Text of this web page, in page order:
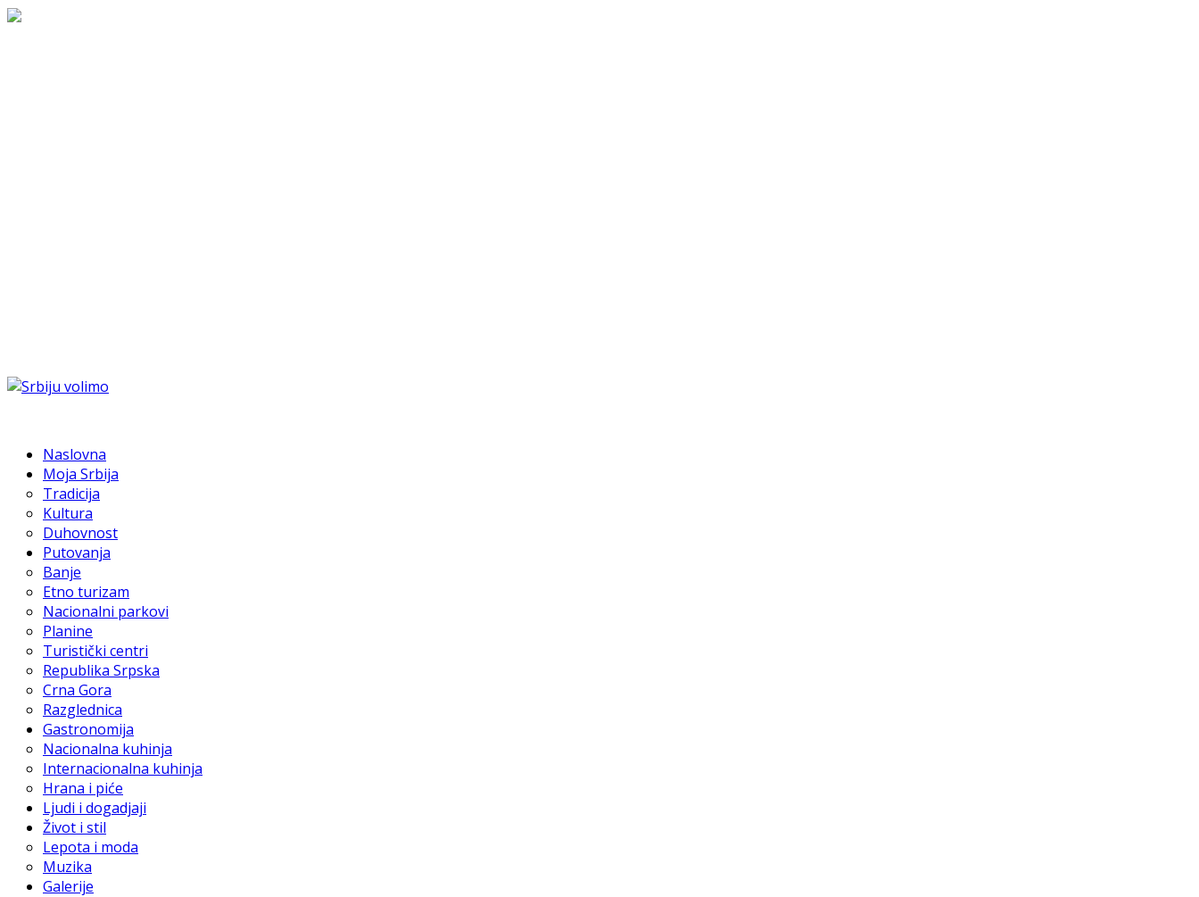
Naslovna
Moja Srbija
Tradicija
Kultura
Duhovnost
Putovanja
Banje
Etno turizam
Nacionalni parkovi
Planine
Turistički centri
Republika Srpska
Crna Gora
Razglednica
Gastronomija
Nacionalna kuhinja
Internacionalna kuhinja
Hrana i piće
Ljudi i dogadjaji
Život i stil
Lepota i moda
Muzika
Galerije